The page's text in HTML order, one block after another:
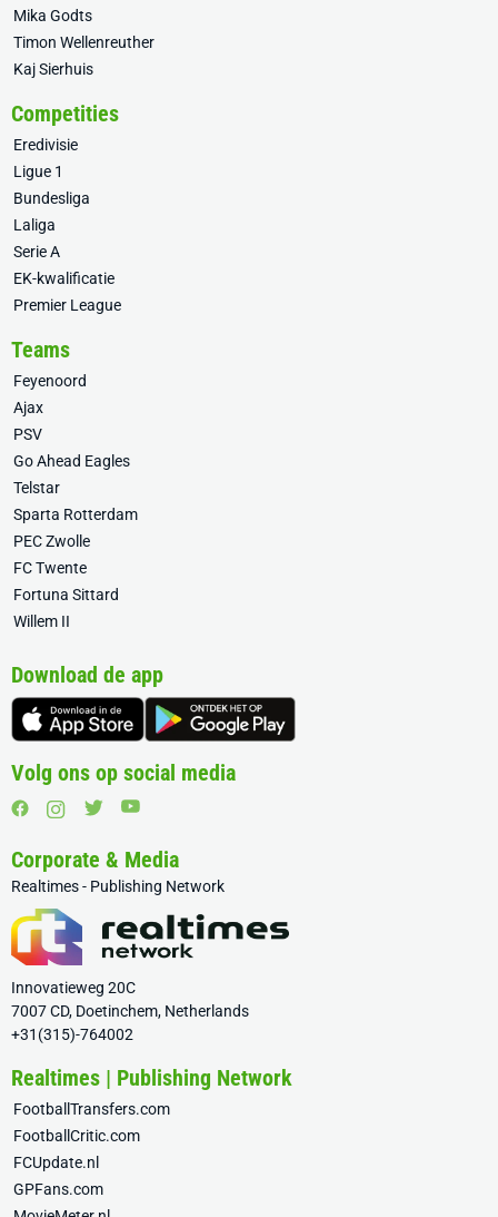
Mika Godts
Timon Wellenreuther
Kaj Sierhuis
Competities
Eredivisie
Ligue 1
Bundesliga
Laliga
Serie A
EK-kwalificatie
Premier League
Teams
Feyenoord
Ajax
PSV
Go Ahead Eagles
Telstar
Sparta Rotterdam
PEC Zwolle
FC Twente
Fortuna Sittard
Willem II
Download de app
Volg ons op social media
Corporate & Media
Realtimes - Publishing Network
Innovatieweg 20C
7007 CD, Doetinchem, Netherlands
+31(315)-764002
Realtimes | Publishing Network
FootballTransfers.com
FootballCritic.com
FCUpdate.nl
GPFans.com